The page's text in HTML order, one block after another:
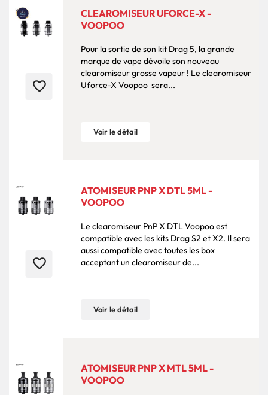
favorite_border
CLEAROMISEUR UFORCE-X -
VOOPOO
Pour la sortie de son kit Drag 5, la grande
marque de vape dévoile son nouveau
clearomiseur grosse vapeur ! Le clearomiseur
Uforce-X Voopoo sera...
Voir le détail
favorite_border
ATOMISEUR PNP X DTL 5ML -
VOOPOO
Le clearomiseur PnP X DTL Voopoo est
compatible avec les kits Drag S2 et X2. Il sera
aussi compatible avec toutes les box
acceptant un clearomiseur de...
Voir le détail
ATOMISEUR PNP X MTL 5ML -
VOOPOO